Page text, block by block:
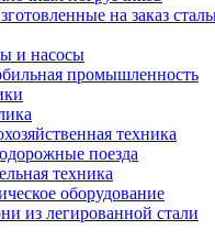
на заказ
и насосы
промышленность
техника
поезда
техника
оборудование
из легированной стали